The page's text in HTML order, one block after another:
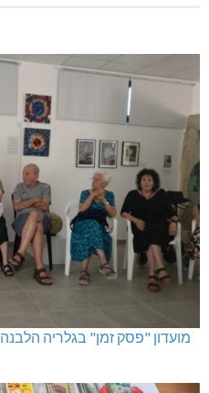
מועדון "פסק זמן" בגלריה הלבנה